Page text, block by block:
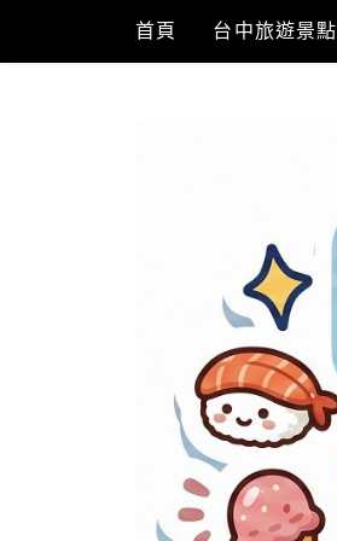
content
首頁 台中旅遊景點